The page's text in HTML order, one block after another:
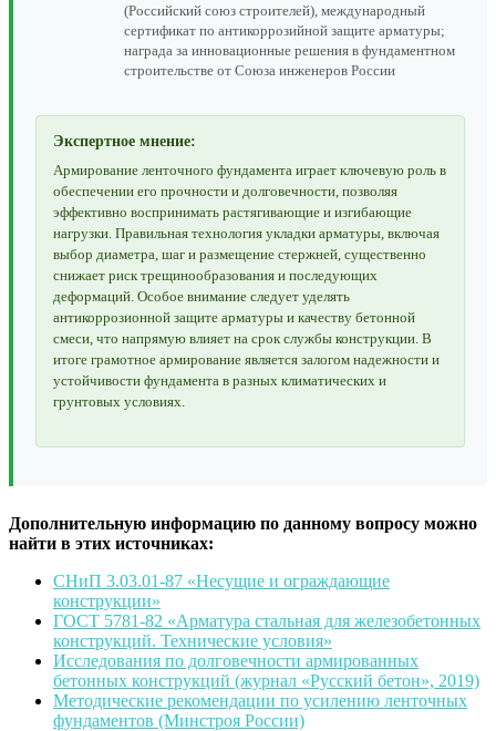
(Российский союз строителей), международный
сертификат по антикоррозийной защите арматуры;
награда за инновационные решения в фундаментном
строительстве от Союза инженеров России
Экспертное мнение:
Армирование ленточного фундамента играет ключевую роль в
обеспечении его прочности и долговечности, позволяя
эффективно воспринимать растягивающие и изгибающие
нагрузки. Правильная технология укладки арматуры, включая
выбор диаметра, шаг и размещение стержней, существенно
снижает риск трещинообразования и последующих
деформаций. Особое внимание следует уделять
антикоррозионной защите арматуры и качеству бетонной
смеси, что напрямую влияет на срок службы конструкции. В
итоге грамотное армирование является залогом надежности и
устойчивости фундамента в разных климатических и
грунтовых условиях.
Дополнительную информацию по данному вопросу можно
найти в этих источниках:
СНиП 3.03.01-87 «Несущие и ограждающие
конструкции»
ГОСТ 5781-82 «Арматура стальная для железобетонных
конструкций. Технические условия»
Исследования по долговечности армированных
бетонных конструкций (журнал «Русский бетон», 2019)
Методические рекомендации по усилению ленточных
фундаментов (Минстроя России)